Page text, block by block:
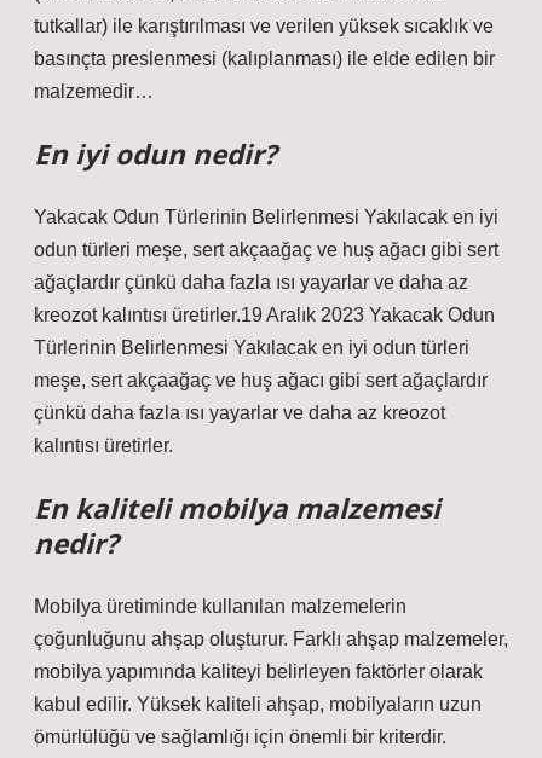
tutkallar) ile karıştırılması ve verilen yüksek sıcaklık ve
basınçta preslenmesi (kalıplanması) ile elde edilen bir
malzemedir…
En iyi odun nedir?
Yakacak Odun Türlerinin Belirlenmesi Yakılacak en iyi
odun türleri meşe, sert akçaağaç ve huş ağacı gibi sert
ağaçlardır çünkü daha fazla ısı yayarlar ve daha az
kreozot kalıntısı üretirler.19 Aralık 2023 Yakacak Odun
Türlerinin Belirlenmesi Yakılacak en iyi odun türleri
meşe, sert akçaağaç ve huş ağacı gibi sert ağaçlardır
çünkü daha fazla ısı yayarlar ve daha az kreozot
kalıntısı üretirler.
En kaliteli mobilya malzemesi
nedir?
Mobilya üretiminde kullanılan malzemelerin
çoğunluğunu ahşap oluşturur. Farklı ahşap malzemeler,
mobilya yapımında kaliteyi belirleyen faktörler olarak
kabul edilir. Yüksek kaliteli ahşap, mobilyaların uzun
ömürlülüğü ve sağlamlığı için önemli bir kriterdir.